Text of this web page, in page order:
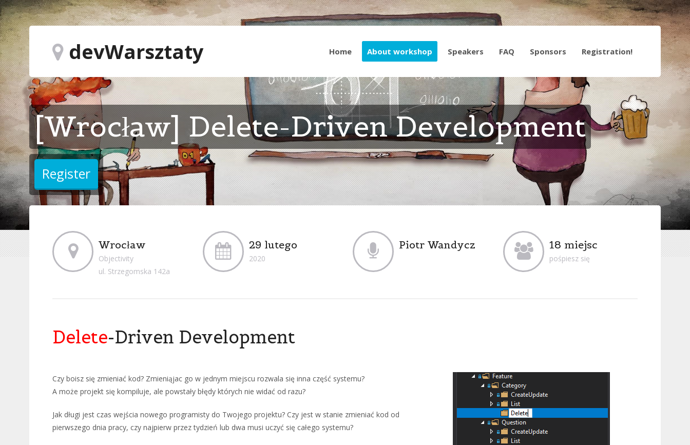
devWarsztaty Home About workshop Speakers FAQ Sponsors Registration!
[Wrocław] Delete-Driven Development
Wrocław
Objectivity
ul. Strzegomska 142a
29 lutego
2020
Piotr Wandycz 18 miejsc
pośpiesz się
Delete-Driven Development
Czy boisz się zmieniać kod? Zmieniąjac go w jednym miejscu rozwala się inna część systemu?
A może projekt się kompiluje, ale powstały błędy których nie widać od razu?
Jak długi jest czas wejścia nowego programisty do Twojego projektu? Czy jest w stanie zmieniać kod od
pierwszego dnia pracy, czy najpierw przez tydzień lub dwa musi uczyć się całego systemu?